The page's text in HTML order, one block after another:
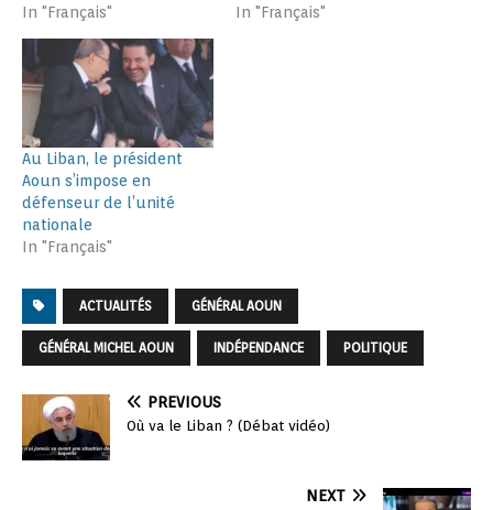
In "Français"
In "Français"
Au Liban, le président
Aoun s’impose en
défenseur de l’unité
nationale
In "Français"
ACTUALITÉS GÉNÉRAL AOUN
GÉNÉRAL MICHEL AOUN INDÉPENDANCE POLITIQUE
PREVIOUS
Où va le Liban ? (Débat vidéo)
NEXT